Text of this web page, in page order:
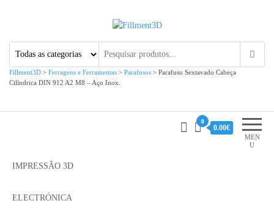
Fillment3D
Fillment3D > Ferragens e Ferramentas > Parafusos > Parafuso Sextavado Cabeça
Cilíndrica DIN 912 A2 M8 – Aço Inox.
MEN
U
0
0.00€
IMPRESSÃO 3D
ELECTRÓNICA